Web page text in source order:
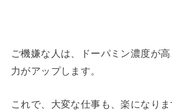
ご機嫌な人は、ドーパミン濃度が
力がアップします。
これで、大変な仕事も、楽になりま